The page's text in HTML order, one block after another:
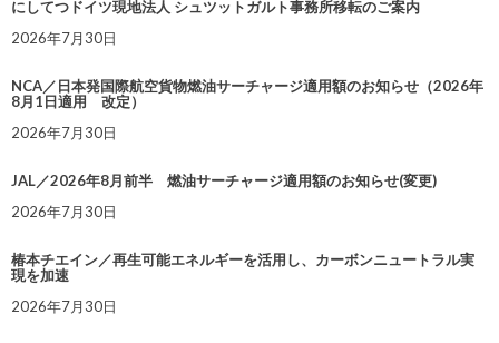
にしてつドイツ現地法人 シュツットガルト事務所移転のご案内
2026年7月30日
NCA／日本発国際航空貨物燃油サーチャージ適用額のお知らせ（2026年
8月1日適用 改定）
2026年7月30日
JAL／2026年8月前半 燃油サーチャージ適用額のお知らせ(変更)
2026年7月30日
椿本チエイン／再生可能エネルギーを活用し、カーボンニュートラル実
現を加速
2026年7月30日